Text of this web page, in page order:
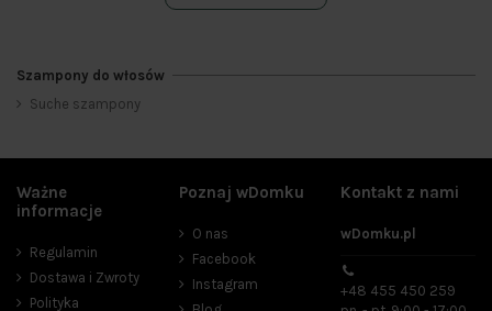
Cena
Szampony do włosów
Suche szampony
Ważne
informacje
Regulamin
Dostawa i Zwroty
Polityka
Poznaj wDomku
O nas
Facebook
Instagram
Kontakt z nami
wDomku.pl
+48 455 450 259